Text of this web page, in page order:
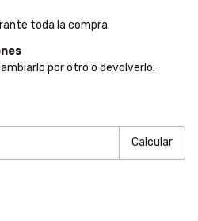
toda la compra.
por otro o devolverlo.
Calcular